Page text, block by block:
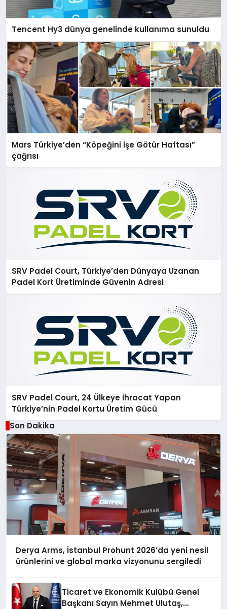
Tencent Hy3 dünya genelinde kullanıma sunuldu
Mars Türkiye’den “Köpeğini İşe Götür Haftası”
çağrısı
SRV Padel Court, Türkiye’den Dünyaya Uzanan
Padel Kort Üretiminde Güvenin Adresi
SRV Padel Court, 24 Ülkeye İhracat Yapan
Türkiye’nin Padel Kortu Üretim Gücü
Son Dakika
Derya Arms, İstanbul Prohunt 2026’da yeni nesil
ürünlerini ve global marka vizyonunu sergiledi
Ticaret ve Ekonomik Kulübü Genel
Başkanı Sayın Mehmet Ulutaş,